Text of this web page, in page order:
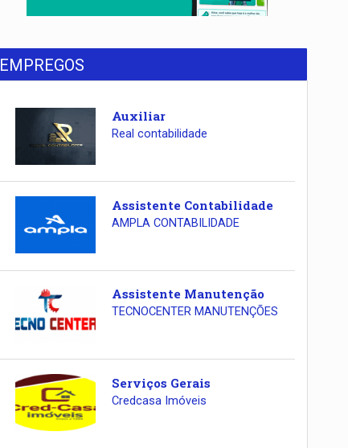
EMPREGOS
Auxiliar
Real contabilidade
Assistente Contabilidade
AMPLA CONTABILIDADE
Assistente Manutenção
TECNOCENTER MANUTENÇÕES
Serviços Gerais
Credcasa Imóveis